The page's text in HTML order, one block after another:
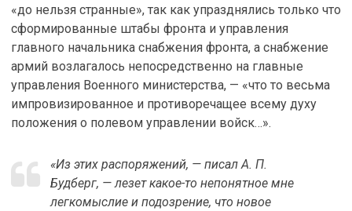
«до нельзя странные», так как упразднялись только что
сформированные штабы фронта и управления
главного начальника снабжения фронта, а снабжение
армий возлагалось непосредственно на главные
управления Военного министерства, — «что то весьма
импровизированное и противоречащее всему духу
положения о полевом управлении войск…».
«Из этих распоряжений, — писал А. П.
Будберг, — лезет какое-то непонятное мне
легкомыслие и подозрение, что новое